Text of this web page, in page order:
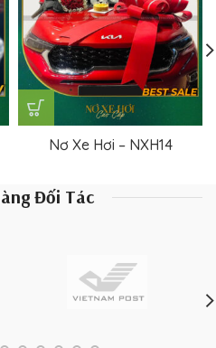
Nơ Xe Hơi – NXH14
Đối Tác